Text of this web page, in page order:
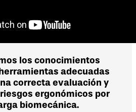
los conocimientos
adecuadas
correcta evaluación y
ergonómicos por
biomecánica.